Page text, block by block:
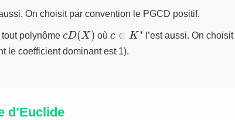
On choisit par convention le PGCD positif.
polynôme
D(X)
où
K∗
l’est aussi. On choisit
le coefficient dominant est 1).
d’Euclide